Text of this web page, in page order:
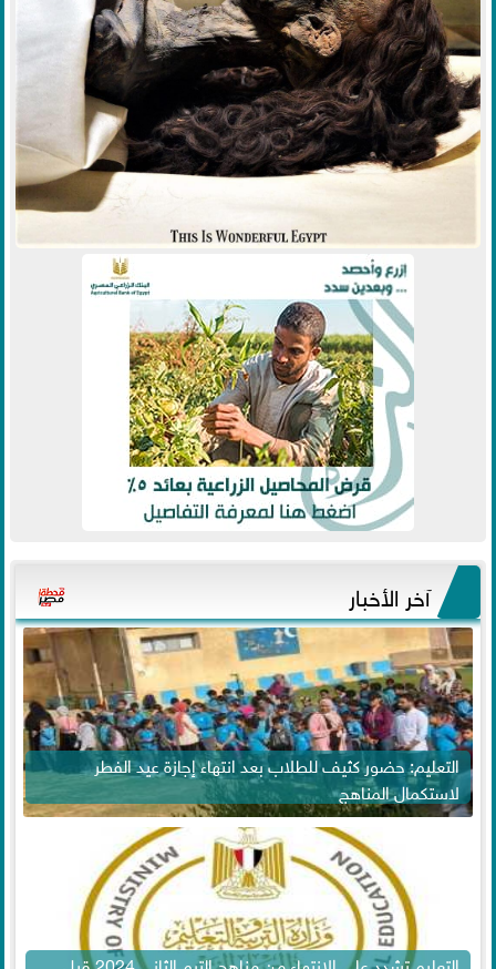
آخر الأخبار
التعليم: حضور كثيف للطلاب بعد انتهاء إجازة عيد الفطر
لاستكمال المناهج